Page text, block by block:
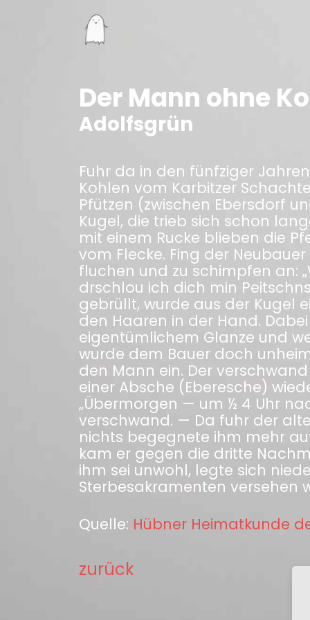
Der Mann ohne
Adolfsgrün
Fuhr da in den fünfziger
Kohlen vom Karbitzer
Pfützen (zwischen Ebersdorf
Kugel, die trieb sich schon
mit einem Rucke blieben die
vom Flecke. Fing der
fluchen und zu schimpfen an:
drschlou ich dich min
gebrüllt, wurde aus der Kugel
den Haaren in der Hand.
eigentümlichem Glanze und
wurde dem Bauer doch
den Mann ein. Der
einer Absche (Eberesche)
„Übermorgen — um ½ 4 Uhr
verschwand. — Da fuhr der
nichts begegnete ihm mehr
kam er gegen die dritte
ihm sei unwohl, legte sich
Sterbesakramenten versehen
Quelle: Hübner Heimatkunde
zurück